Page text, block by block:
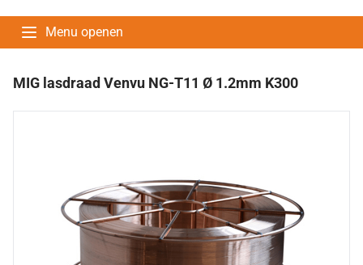
Menu openen
MIG lasdraad Venvu NG-T11 Ø 1.2mm K300